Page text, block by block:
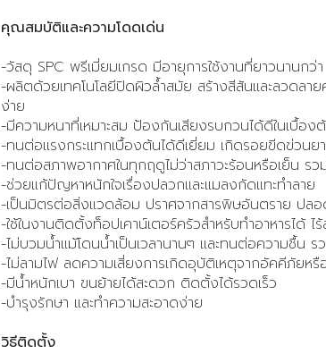
คุณสมบัติและความโดดเด่น
-วัสดุ SPC พรีเมี่ยมเกรด มีอายุการใช้งานที่ยาวนานกว่า
-ผลิตด้วยเทคโนโลยีปิดผิวล้ำสมัย สร้างสีสันและลวดล
ง่าย
-มีความหนาที่เหมาะสม ป้องกันเสียงรบกวนได้ดีในเบื้
-ทนต่อแรงกระแทกเบื้องต้นได้ดีเยี่ยม เกิดรอยขีดข่วนย
-ทนต่อสภาพอากาศในทุกฤดูไม่ว่าสภาวะร้อนหรือเย็น
-ช่วยแก้ปัญหาหนักใจเรื่องปลวกและแมลงกัดแทะทำลาย
-เป็นมิตรต่อสิ่งแวดล้อม ปราศจากสารพิษอันตราย ปลอ
-ใช้ในงานติดตั้งท็อปเคาน์เตอร์ครัวสำหรับทำอาหารได้
-ไม่บวมน้ำแม้โดนน้ำเป็นเวลานานๆ และทนต่อความชื้น ร
-ไม่ลามไฟ ลดความเสี่ยงการเกิดอุบัติเหตุจากอัคคีภัยหรื
-มีน้ำหนักเบา ขนย้ายได้สะดวก ติดตั้งได้รวดเร็ว
-บำรุงรักษา และทำความสะอาดง่าย
วิธีติดตั้ง